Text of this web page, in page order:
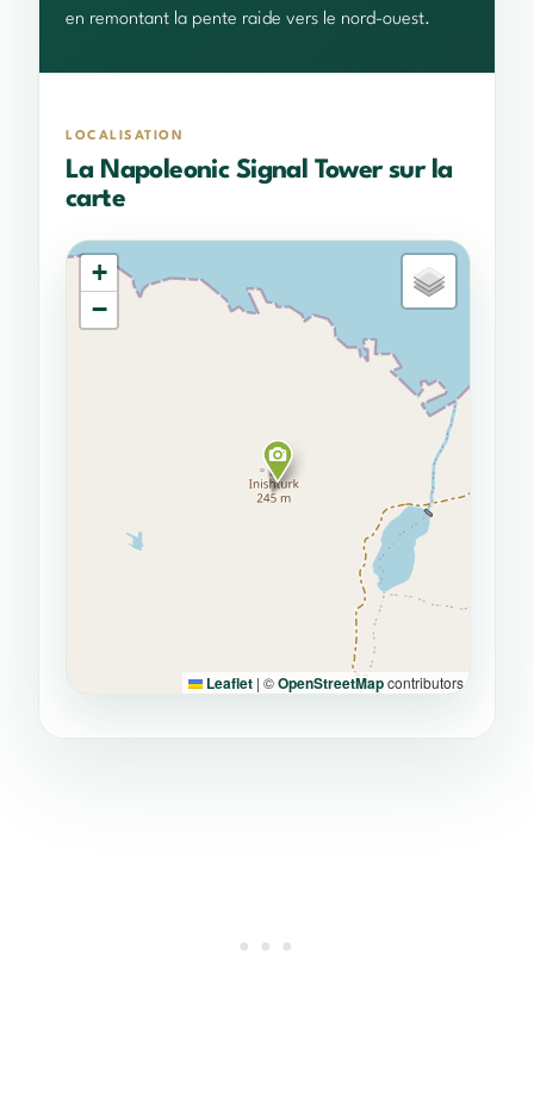
en remontant la pente raide vers le nord-ouest.
LOCALISATION
La Napoleonic Signal Tower sur la
carte
+
−
Leaflet | ©OpenStreetMapcontributors